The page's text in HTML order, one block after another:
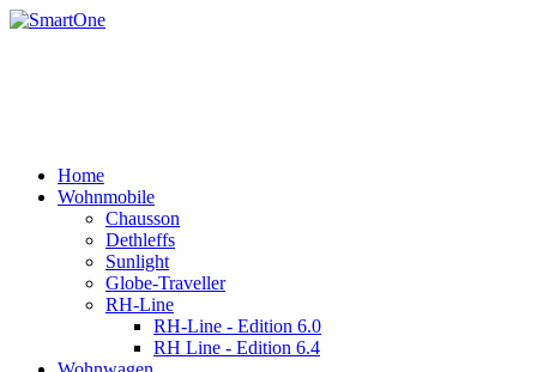
Home
Wohnmobile
Chausson
Dethleffs
Sunlight
Globe-Traveller
RH-Line
RH-Line - Edition 6.0
RH Line - Edition 6.4